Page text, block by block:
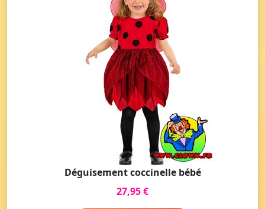
Déguisement coccinelle bébé
27,95 €